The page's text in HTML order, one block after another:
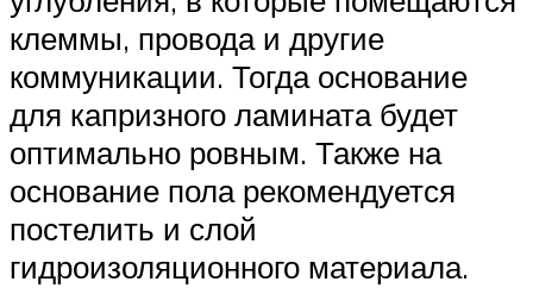
клеммы, провода и другие
коммуникации. Тогда основание
для капризного ламината будет
оптимально ровным. Также на
основание пола рекомендуется
постелить и слой
гидроизоляционного материала.